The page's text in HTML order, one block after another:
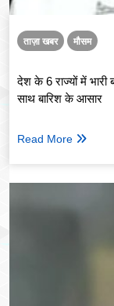
ताज़ा खबर मौसम
देश के 6 राज्यों में
साथ बारिश के आसार
Read More